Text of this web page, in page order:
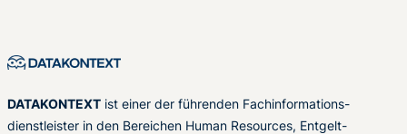
DATAKONTEXT ist einer der führenden Fachinformations-
dienstleister in den Bereichen Human Resources, Entgelt-